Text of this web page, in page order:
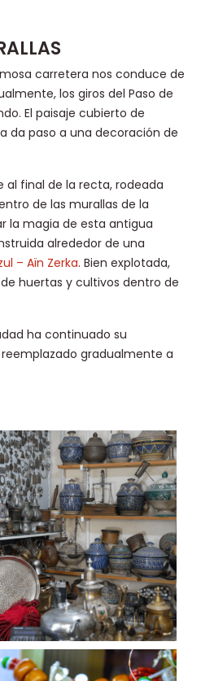
carretera nos conduce de
los giros del Paso de
El paisaje cubierto de
da paso a una decoración de
al final de la recta, rodeada
de las murallas de la
la magia de esta antigua
alrededor de una
– Aïn Zerka. Bien explotada,
huertas y cultivos dentro de
ha continuado su
gradualmente a